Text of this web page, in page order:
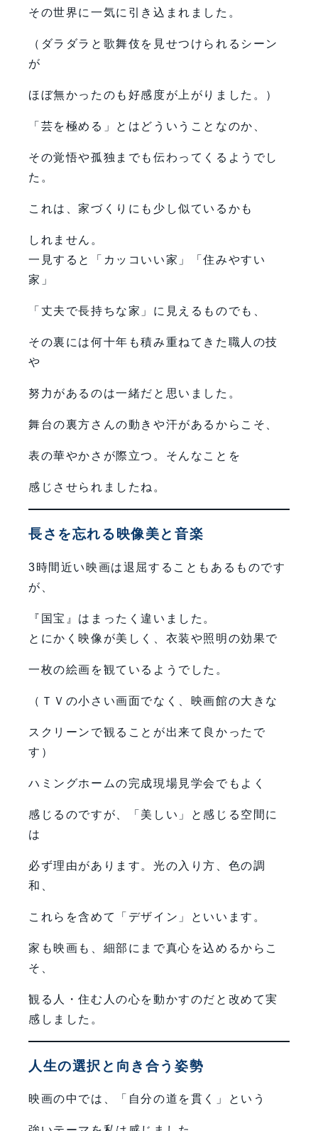
その世界に一気に引き込まれました。
（ダラダラと歌舞伎を見せつけられるシーン
が
ほぼ無かったのも好感度が上がりました。）
「芸を極める」とはどういうことなのか、
その覚悟や孤独までも伝わってくるようでし
た。
これは、家づくりにも少し似ているかも
しれません。
一見すると「カッコいい家」「住みやすい
家」
「丈夫で長持ちな家」に見えるものでも、
その裏には何十年も積み重ねてきた職人の技
や
努力があるのは一緒だと思いました。
舞台の裏方さんの動きや汗があるからこそ、
表の華やかさが際立つ。そんなことを
感じさせられましたね。
長さを忘れる映像美と音楽
3時間近い映画は退屈することもあるものです
が、
『国宝』はまったく違いました。
とにかく映像が美しく、衣装や照明の効果で
一枚の絵画を観ているようでした。
（ＴＶの小さい画面でなく、映画館の大きな
スクリーンで観ることが出来て良かったで
す）
ハミングホームの完成現場見学会でもよく
感じるのですが、「美しい」と感じる空間に
は
必ず理由があります。光の入り方、色の調
和、
これらを含めて「デザイン」といいます。
家も映画も、細部にまで真心を込めるからこ
そ、
観る人・住む人の心を動かすのだと改めて実
感しました。
人生の選択と向き合う姿勢
映画の中では、「自分の道を貫く」という